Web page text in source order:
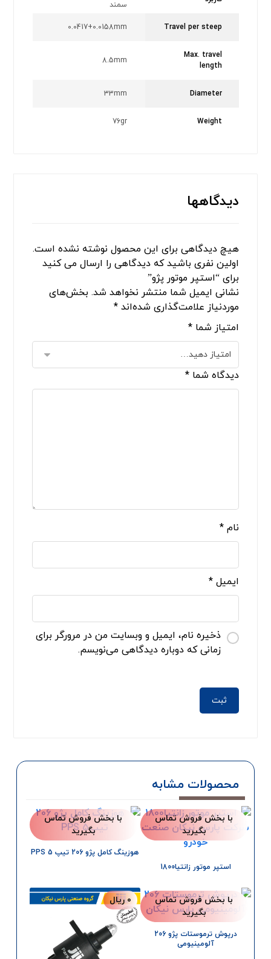
سمند
Travel per steep
0.0417+0.0158mm
Max. travel
length
8.5mm
Diameter
33mm
Weight
76gr
دیدگاهها
هیچ دیدگاهی برای این محصول نوشته نشده است.
اولین نفری باشید که دیدگاهی را ارسال می کنید
برای “استپر موتور پژو”
نشانی ایمیل شما منتشر نخواهد شد. بخش‌های
موردنیاز علامت‌گذاری شده‌اند*
امتیاز شما*
دیدگاه شما*
نام*
ایمیل*
ذخیره نام، ایمیل و وبسایت من در مرورگر برای
زمانی که دوباره دیدگاهی می‌نویسم.
محصولات مشابه
استپر موتور زانتیا1800
با بخش فروش تماس
بگیرید
هوزینگ کامل پژو 206 تیپ 5 PPS
با بخش فروش تماس
بگیرید
درپوش ترموستات پژو 206
آلومینیومی
با بخش فروش تماس
بگیرید
۰ ریال